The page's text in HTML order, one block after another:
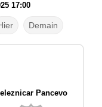
17:00
Demain
Pancevo